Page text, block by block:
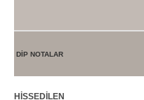
DİP NOTALAR
HİSSEDİLEN